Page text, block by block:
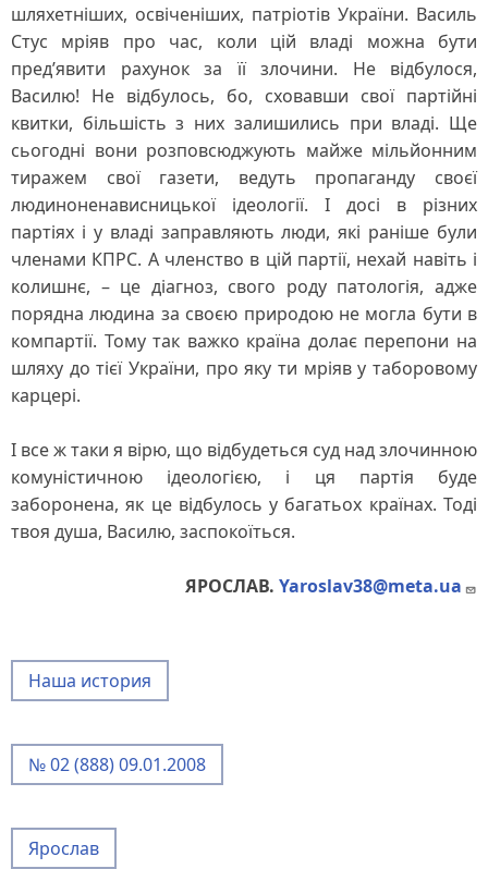
шляхетніших, освіченіших, патріотів України. Василь
Стус мріяв про час, коли цій владі можна бути
пред’явити рахунок за її злочини. Не відбулося,
Василю! Не відбулось, бо, сховавши свої партійні
квитки, більшість з них залишились при владі. Ще
сьогодні вони розповсюджують майже мільйонним
тиражем свої газети, ведуть пропаганду своєї
людиноненависницької ідеології. І досі в різних
партіях і у владі заправляють люди, які раніше були
членами КПРС. А членство в цій партії, нехай навіть і
колишнє, – це діагноз, свого роду патологія, адже
порядна людина за своєю природою не могла бути в
компартії. Тому так важко країна долає перепони на
шляху до тієї України, про яку ти мріяв у таборовому
карцері.
І все ж таки я вірю, що відбудеться суд над злочинною
комуністичною ідеологією, і ця партія буде
заборонена, як це відбулось у багатьох країнах. Тоді
твоя душа, Василю, заспокоїться.
ЯРОСЛАВ. Yaroslav38@meta.ua
Наша история
№ 02 (888) 09.01.2008
Ярослав